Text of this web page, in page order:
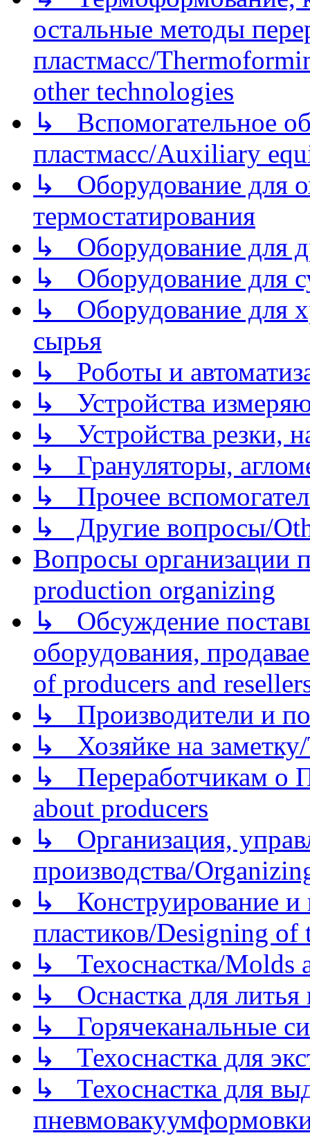
остальные методы
пластмасс/
other technologies
↳ Вспомогательное
пластмасс/Auxiliary
↳ Оборудование для
термостатирования
↳ Оборудование для
↳ Оборудование для
↳ Оборудование для
сырья
↳ Роботы и
↳ Устройства
↳ Устройства резки,
↳ Грануляторы,
↳ Прочее
↳ Другие вопросы/
Вопросы организации
production organizing
↳ Обсуждение
оборудования,
of producers and
↳ Производители и
↳ Хозяйке на
↳ Переработчикам о
about producers
↳ Организация,
производства/
↳ Конструирование и
пластиков/Designing of
↳ Техоснастка/Molds
↳ Оснастка для литья
↳ Горячеканальные
↳ Техоснастка для
↳ Техоснастка для